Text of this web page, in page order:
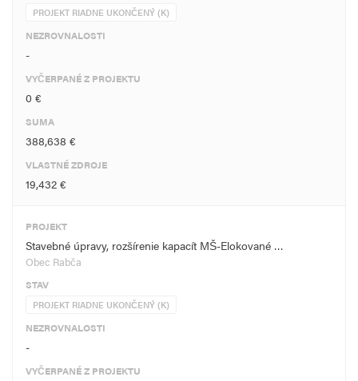
PROJEKT RIADNE UKONČENÝ (K)
NEZROVNALOSTI
-
VYČERPANÉ Z PROJEKTU
0 €
SUMA
388,638 €
VLASTNÉ ZDROJE
19,432 €
PROJEKT
Stavebné úpravy, rozšírenie kapacít MŠ-Elokované …
Obec Rabča
STAV
PROJEKT RIADNE UKONČENÝ (K)
NEZROVNALOSTI
-
VYČERPANÉ Z PROJEKTU